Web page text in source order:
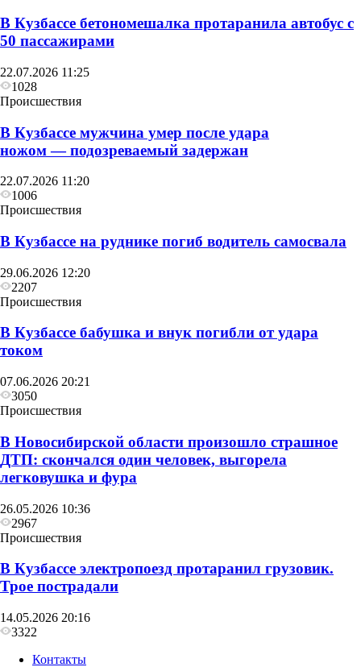
В Кузбассе бетономешалка протаранила автобус с
50 пассажирами
22.07.2026 11:25
1028
Происшествия
В Кузбассе мужчина умер после удара
ножом — подозреваемый задержан
22.07.2026 11:20
1006
Происшествия
В Кузбассе на руднике погиб водитель самосвала
29.06.2026 12:20
2207
Происшествия
В Кузбассе бабушка и внук погибли от удара
током
07.06.2026 20:21
3050
Происшествия
В Новосибирской области произошло страшное
ДТП: скончался один человек, выгорела
легковушка и фура
26.05.2026 10:36
2967
Происшествия
В Кузбассе электропоезд протаранил грузовик.
Трое пострадали
14.05.2026 20:16
3322
Контакты